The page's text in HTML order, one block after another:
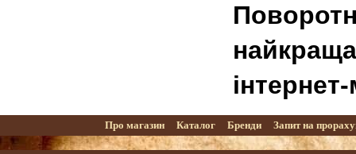
Про магазин Каталог Бренди Запит на